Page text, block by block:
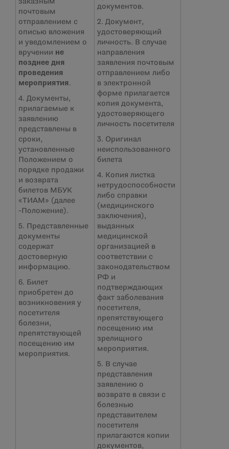
заказным
почтовым
отправлением с
описью вложения
и уведомлением о
вручении не
позднее дня
проведения
мероприятия.
4. Документы,
прилагаемые к
заявлению
представлены в
сроки,
установленные
Положением о
порядке продажи
и возврата
билетов МБУК
«ТИАМ» (далее
-Положение).
5. Представленные
документы
содержат
достоверную
информацию.
6. Билет
приобретен до
возникновения у
посетителя
болезни,
препятствующей
посещению им
мероприятия.
документов.
2. Документ,
удостоверяющий
личность. В случае
направления
заявления почтовым
отправлением либо
в электронной
форме прилагается
копия документа,
удостоверяющего
личность посетителя
3. Оригинал
неиспользованного
билета
4. Копия листка
нетрудоспособности
либо справки
(медицинского
заключения),
выданных
медицинской
организацией в
соответствии с
законодательством
РФ и
подтверждающих
факт заболевания
посетителя,
препятствующего
посещению им
зрелищного
мероприятия.
5. В случае
представления
заявлению о
возврате в связи с
болезнью
представителем
посетителя
прилагаются копии
документов,